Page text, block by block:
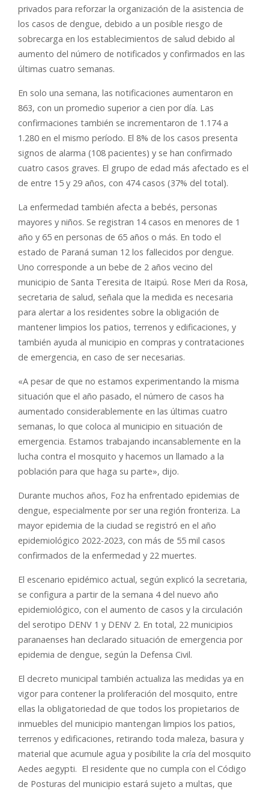
privados para reforzar la organización de la asistencia de
los casos de dengue, debido a un posible riesgo de
sobrecarga en los establecimientos de salud debido al
aumento del número de notificados y confirmados en las
últimas cuatro semanas.
En solo una semana, las notificaciones aumentaron en
863, con un promedio superior a cien por día. Las
confirmaciones también se incrementaron de 1.174 a
1.280 en el mismo período. El 8% de los casos presenta
signos de alarma (108 pacientes) y se han confirmado
cuatro casos graves. El grupo de edad más afectado es el
de entre 15 y 29 años, con 474 casos (37% del total).
La enfermedad también afecta a bebés, personas
mayores y niños. Se registran 14 casos en menores de 1
año y 65 en personas de 65 años o más. En todo el
estado de Paraná suman 12 los fallecidos por dengue.
Uno corresponde a un bebe de 2 años vecino del
municipio de Santa Teresita de Itaipú. Rose Meri da Rosa,
secretaria de salud, señala que la medida es necesaria
para alertar a los residentes sobre la obligación de
mantener limpios los patios, terrenos y edificaciones, y
también ayuda al municipio en compras y contrataciones
de emergencia, en caso de ser necesarias.
«A pesar de que no estamos experimentando la misma
situación que el año pasado, el número de casos ha
aumentado considerablemente en las últimas cuatro
semanas, lo que coloca al municipio en situación de
emergencia. Estamos trabajando incansablemente en la
lucha contra el mosquito y hacemos un llamado a la
población para que haga su parte», dijo.
Durante muchos años, Foz ha enfrentado epidemias de
dengue, especialmente por ser una región fronteriza. La
mayor epidemia de la ciudad se registró en el año
epidemiológico 2022-2023, con más de 55 mil casos
confirmados de la enfermedad y 22 muertes.
El escenario epidémico actual, según explicó la secretaria,
se configura a partir de la semana 4 del nuevo año
epidemiológico, con el aumento de casos y la circulación
del serotipo DENV 1 y DENV 2. En total, 22 municipios
paranaenses han declarado situación de emergencia por
epidemia de dengue, según la Defensa Civil.
El decreto municipal también actualiza las medidas ya en
vigor para contener la proliferación del mosquito, entre
ellas la obligatoriedad de que todos los propietarios de
inmuebles del municipio mantengan limpios los patios,
terrenos y edificaciones, retirando toda maleza, basura y
material que acumule agua y posibilite la cría del mosquito
Aedes aegypti. El residente que no cumpla con el Código
de Posturas del municipio estará sujeto a multas, que